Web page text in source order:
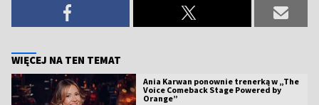
WIĘCEJ NA TEN TEMAT
Ania Karwan ponownie trenerką w „The
Voice Comeback Stage Powered by
Orange”